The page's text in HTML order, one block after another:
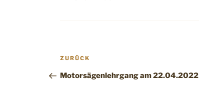
Beitragsnavigation
Vorheriger
ZURÜCK
Motorsägenlehrgang am 22.04.2022